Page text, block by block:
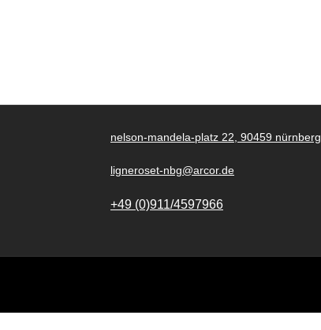
nelson-mandela-platz 22, 90459 nürnberg
ligneroset-nbg@arcor.de
+49 (0)911/4597966